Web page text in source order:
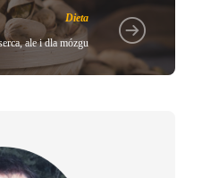
Dieta
ale i dla mózgu